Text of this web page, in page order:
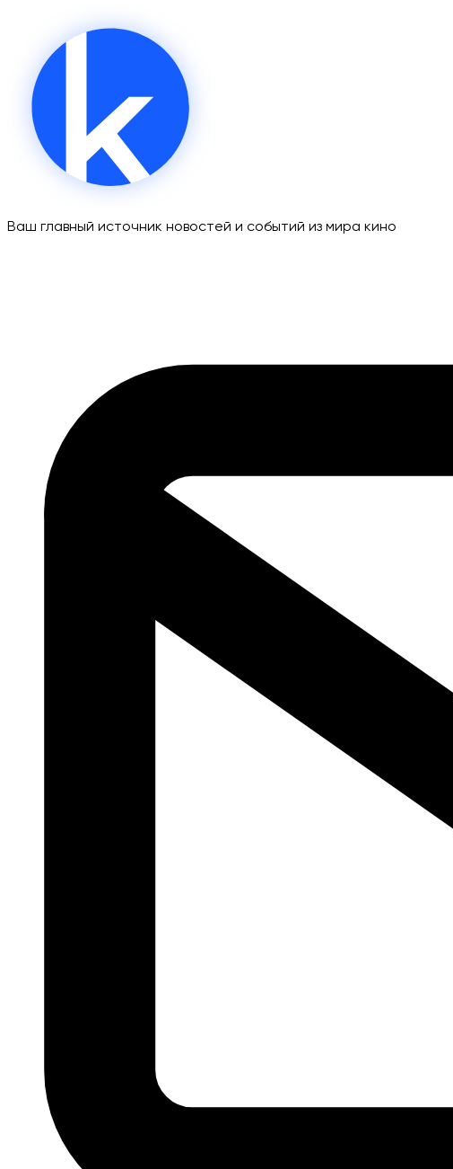
Ваш главный источник новостей и событий из мира кино